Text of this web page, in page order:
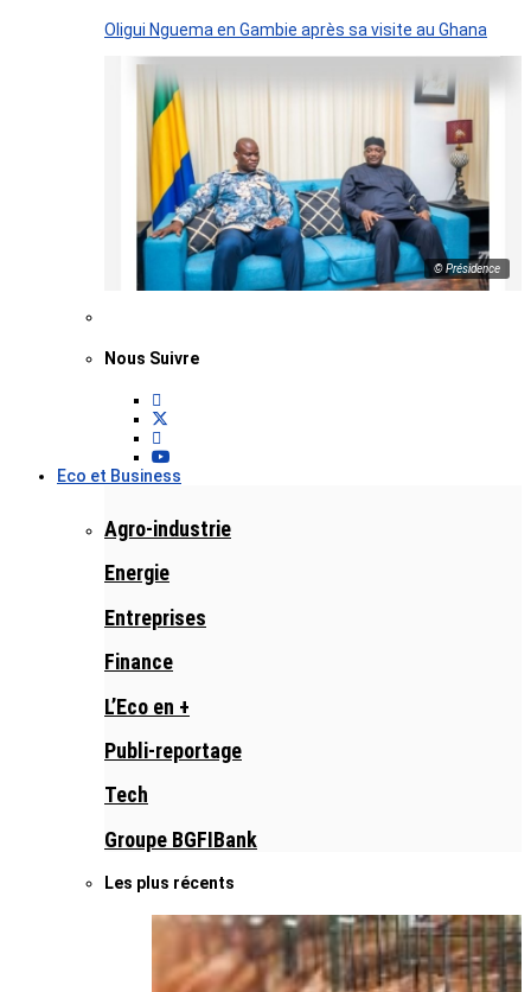
Oligui Nguema en Gambie après sa visite au Ghana
© Présidence
Nous Suivre
Eco et Business
Agro-industrie
Energie
Entreprises
Finance
L’Eco en +
Publi-reportage
Tech
Groupe BGFIBank
Les plus récents